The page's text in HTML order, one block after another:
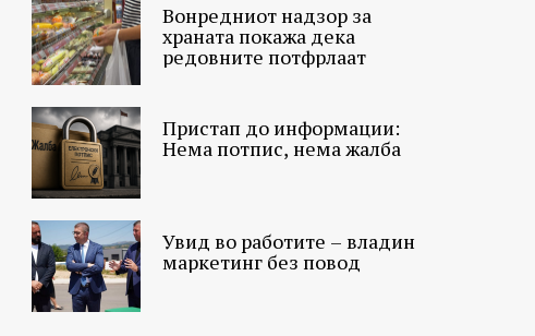
Вонредниот надзор за
храната покажа дека
редовните потфрлаат
Пристап до информации:
Нема потпис, нема жалба
Увид во работите – владин
маркетинг без повод